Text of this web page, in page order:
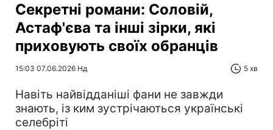
Секретні романи: Соловій,
Астаф'єва та інші зірки, які
приховують своїх обранців
15:03 07.06.2026 Нд 5 хв
Навіть найвідданіші фани не завжди
знають, із ким зустрічаються українські
селебріті